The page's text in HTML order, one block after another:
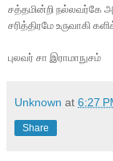
சத்தமின்றி நல்லவர்கே
சரித்திரமே உருவாகி
புலவர் சா இராமாநுசம்
Unknown at 6:27
Share